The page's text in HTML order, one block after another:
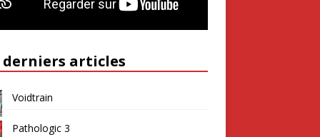
derniers articles
Voidtrain
Pathologic 3